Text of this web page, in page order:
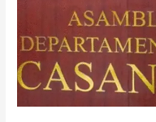
vulneración
del
derecho
de
petición